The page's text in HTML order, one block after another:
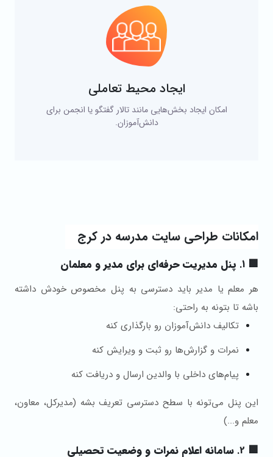
ایجاد محیط تعاملی
امکان ایجاد بخش‌هایی مانند تالار گفتگو یا انجمن برای
دانش‌آموزان.
امکانات طراحی سایت مدرسه در کرج
🟩 1. پنل مدیریت حرفه‌ای برای مدیر و معلمان
هر معلم یا مدیر باید دسترسی به پنل مخصوص خودش داشته
باشه تا بتونه به راحتی:
تکالیف دانش‌آموزان رو بارگذاری کنه
نمرات و گزارش‌ها رو ثبت و ویرایش کنه
پیام‌های داخلی با والدین ارسال و دریافت کنه
این پنل می‌تونه با سطح دسترسی تعریف بشه (مدیرکل، معاون،
معلم و...)
🟩 2. سامانه اعلام نمرات و وضعیت تحصیلی